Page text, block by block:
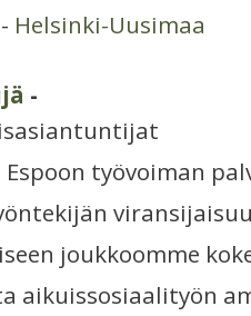
Helsinki-Uusimaa
-
työvoiman
joukkoomme
aikuissosiaalityön